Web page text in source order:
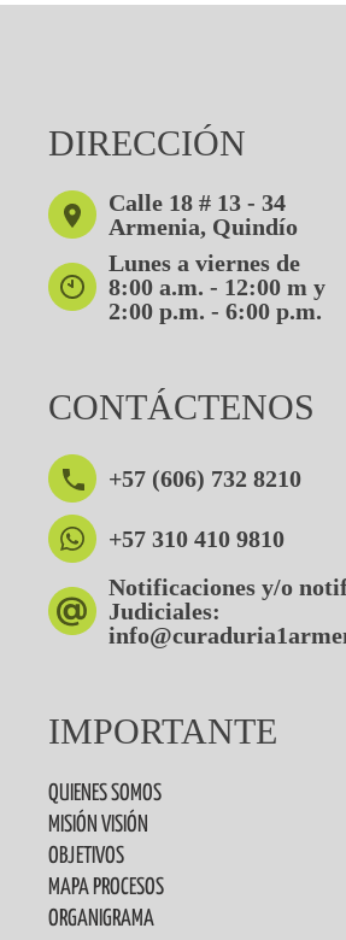
DIRECCIÓN
Calle 18 # 13 - 34
Armenia, Quindío
Lunes a viernes de
8:00 a.m. - 12:00 m y
2:00 p.m. - 6:00 p.m.
CONTÁCTENOS
+57 (606) 732 8210
+57 310 410 9810
Notificaciones y/o
Judiciales:
IMPORTANTE
QUIENES SOMOS
MISIÓN VISIÓN
OBJETIVOS
MAPA PROCESOS
ORGANIGRAMA